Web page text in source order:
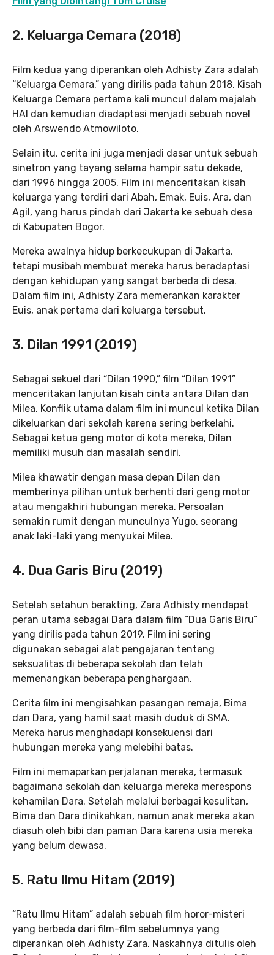
2. Keluarga Cemara (2018)
Film kedua yang diperankan oleh Adhisty Zara adalah
“Keluarga Cemara,” yang dirilis pada tahun 2018. Kisah
Keluarga Cemara pertama kali muncul dalam majalah
HAI dan kemudian diadaptasi menjadi sebuah novel
oleh Arswendo Atmowiloto.
Selain itu, cerita ini juga menjadi dasar untuk sebuah
sinetron yang tayang selama hampir satu dekade,
dari 1996 hingga 2005. Film ini menceritakan kisah
keluarga yang terdiri dari Abah, Emak, Euis, Ara, dan
Agil, yang harus pindah dari Jakarta ke sebuah desa
di Kabupaten Bogor.
Mereka awalnya hidup berkecukupan di Jakarta,
tetapi musibah membuat mereka harus beradaptasi
dengan kehidupan yang sangat berbeda di desa.
Dalam film ini, Adhisty Zara memerankan karakter
Euis, anak pertama dari keluarga tersebut.
3. Dilan 1991 (2019)
Sebagai sekuel dari “Dilan 1990,” film “Dilan 1991”
menceritakan lanjutan kisah cinta antara Dilan dan
Milea. Konflik utama dalam film ini muncul ketika Dilan
dikeluarkan dari sekolah karena sering berkelahi.
Sebagai ketua geng motor di kota mereka, Dilan
memiliki musuh dan masalah sendiri.
Milea khawatir dengan masa depan Dilan dan
memberinya pilihan untuk berhenti dari geng motor
atau mengakhiri hubungan mereka. Persoalan
semakin rumit dengan munculnya Yugo, seorang
anak laki-laki yang menyukai Milea.
4. Dua Garis Biru (2019)
Setelah setahun berakting, Zara Adhisty mendapat
peran utama sebagai Dara dalam film “Dua Garis Biru”
yang dirilis pada tahun 2019. Film ini sering
digunakan sebagai alat pengajaran tentang
seksualitas di beberapa sekolah dan telah
memenangkan beberapa penghargaan.
Cerita film ini mengisahkan pasangan remaja, Bima
dan Dara, yang hamil saat masih duduk di SMA.
Mereka harus menghadapi konsekuensi dari
hubungan mereka yang melebihi batas.
Film ini memaparkan perjalanan mereka, termasuk
bagaimana sekolah dan keluarga mereka merespons
kehamilan Dara. Setelah melalui berbagai kesulitan,
Bima dan Dara dinikahkan, namun anak mereka akan
diasuh oleh bibi dan paman Dara karena usia mereka
yang belum dewasa.
5. Ratu Ilmu Hitam (2019)
“Ratu Ilmu Hitam” adalah sebuah film horor-misteri
yang berbeda dari film-film sebelumnya yang
diperankan oleh Adhisty Zara. Naskahnya ditulis oleh